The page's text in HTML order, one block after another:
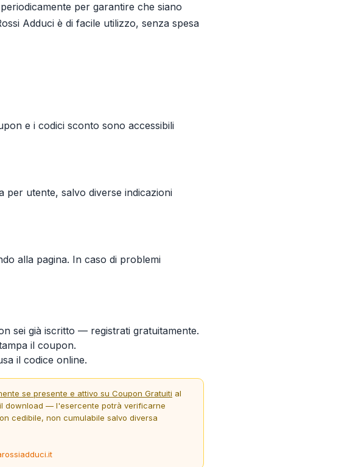
per garantire che siano
Adduci è di facile utilizzo, senza spesa
e i codici sconto sono accessibili
per utente, salvo diverse indicazioni
alla pagina. In caso di problemi
sei già iscritto — registrati gratuitamente.
il coupon.
il codice online.
se presente e attivo su Coupon Gratuiti al
download — l'esercente potrà verificarne
cedibile, non cumulabile salvo diversa